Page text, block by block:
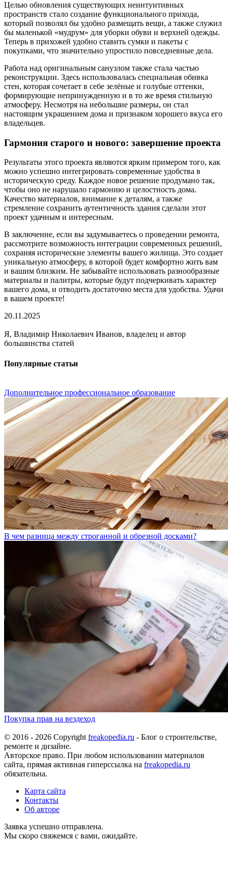
Целью обновления существующих неинтуитивных
пространств стало создание функционального прихода,
который позволял бы удобно размещать вещи, а также служил
бы маленькой «мудрум» для уборки обуви и верхней одежды.
Теперь в прихожей удобно ставить сумки и пакеты с
покупками, что значительно упростило повседневные дела.
Работа над оригинальным санузлом также стала частью
реконструкции. Здесь использовалась специальная обивка
стен, которая сочетает в себе зелёные и голубые оттенки,
формирующие непринужденную и в то же время стильную
атмосферу. Несмотря на небольшие размеры, он стал
настоящим украшением дома и признаком хорошего вкуса его
владельцев.
Гармония старого и нового: завершение проекта
Результаты этого проекта являются ярким примером того, как
можно успешно интегрировать современные удобства в
историческую среду. Каждое новое решение продумано так,
чтобы оно не нарушало гармонию и целостность дома.
Качество материалов, внимание к деталям, а также
стремление сохранить аутентичность здания сделали этот
проект удачным и интересным.
В заключение, если вы задумываетесь о проведении ремонта,
рассмотрите возможность интеграции современных решений,
сохраняя исторические элементы вашего жилища. Это создает
уникальную атмосферу, в которой будет комфортно жить вам
и вашим близким. Не забывайте использовать разнообразные
материалы и палитры, которые будут подчеркивать характер
вашего дома, и отводить достаточно места для удобства. Удачи
в вашем проекте!
20.11.2025
Я, Владимир Николаевич Иванов, владелец и автор
большинства статей
Популярные статьи
Дополнительное профессиональное образование
В чем разница между строганной и обрезной досками?
Покупка прав на вездеход
© 2016 - 2026 Copyright freakopedia.ru - Блог о строительстве,
ремонте и дизайне.
Авторское право. При любом использовании материалов
сайта, прямая активная гиперссылка на freakopedia.ru
обязательна.
Карта сайта
Контакты
Об авторе
Заявка успешно отправлена.
Мы скоро свяжемся с вами, ожидайте.